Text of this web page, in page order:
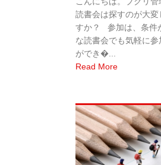
読書会は探すのが大変
すか？ 参加は、条件
な読書会でも気軽に参
ができ�...
Read More